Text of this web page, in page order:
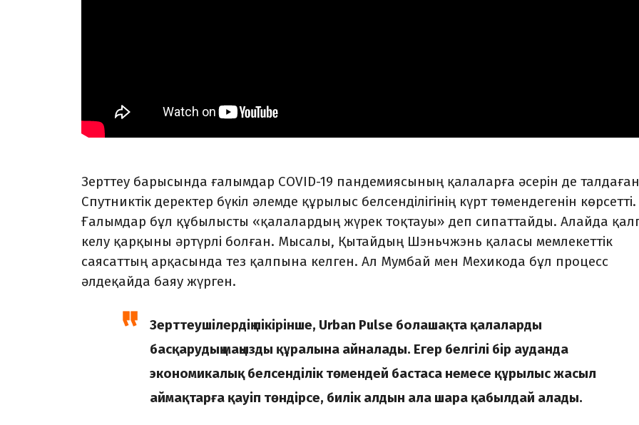
Зерттеу барысында ғалымдар COVID-19 пандемиясының қалаларға әсерін де
Спутниктік деректер бүкіл әлемде құрылыс белсенділігінің күрт төмендегенін көрсетті.
Ғалымдар бұл құбылысты «қалалардың жүрек тоқтауы» деп сипаттайды. Алайда
келу қарқыны әртүрлі болған. Мысалы, Қытайдың Шэньчжэнь қаласы мемлекеттік
саясаттың арқасында тез қалпына келген. Ал Мумбай мен Мехикода бұл процесс
әлдеқайда баяу жүрген.
Зерттеушілердің пікірінше, Urban Pulse болашақта қалаларды
басқарудың маңызды құралына айналады. Егер белгілі бір ауданда
экономикалық белсенділік төмендей бастаса немесе құрылыс жасыл
аймақтарға қауіп төндірсе, билік алдын ала шара қабылдай алады.